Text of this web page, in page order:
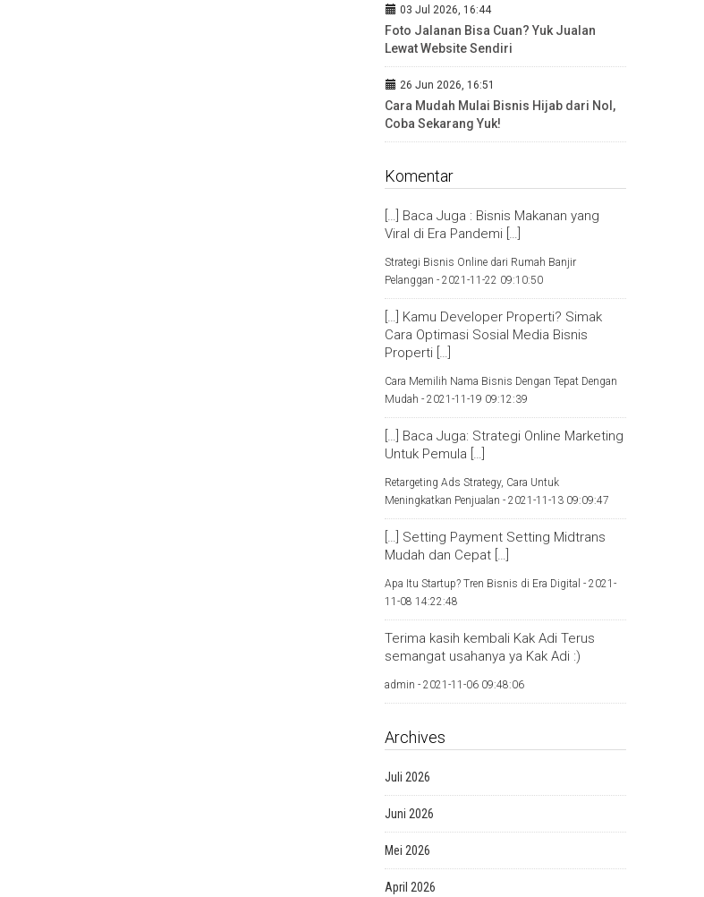
03 Jul 2026, 16:44
Foto Jalanan Bisa Cuan? Yuk Jualan
Lewat Website Sendiri
26 Jun 2026, 16:51
Cara Mudah Mulai Bisnis Hijab dari Nol,
Coba Sekarang Yuk!
Komentar
[…] Baca Juga : Bisnis Makanan yang
Viral di Era Pandemi […]
Strategi Bisnis Online dari Rumah Banjir
Pelanggan - 2021-11-22 09:10:50
[…] Kamu Developer Properti? Simak
Cara Optimasi Sosial Media Bisnis
Properti […]
Cara Memilih Nama Bisnis Dengan Tepat Dengan
Mudah - 2021-11-19 09:12:39
[…] Baca Juga: Strategi Online Marketing
Untuk Pemula […]
Retargeting Ads Strategy, Cara Untuk
Meningkatkan Penjualan - 2021-11-13 09:09:47
[…] Setting Payment Setting Midtrans
Mudah dan Cepat […]
Apa Itu Startup? Tren Bisnis di Era Digital - 2021-
11-08 14:22:48
Terima kasih kembali Kak Adi Terus
semangat usahanya ya Kak Adi :)
admin - 2021-11-06 09:48:06
Archives
Juli 2026
Juni 2026
Mei 2026
April 2026